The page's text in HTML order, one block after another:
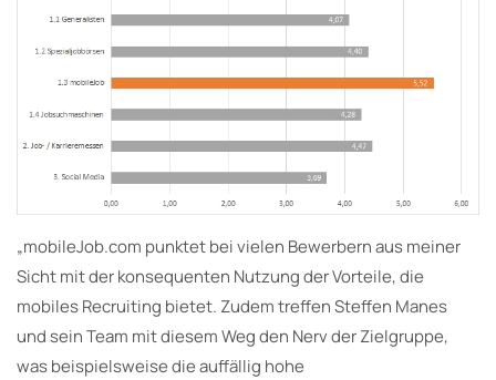
„mobileJob.com punktet bei vielen Bewerbern aus meiner
Sicht mit der konsequenten Nutzung der Vorteile, die
mobiles Recruiting bietet. Zudem treffen Steffen Manes
und sein Team mit diesem Weg den Nerv der Zielgruppe,
was beispielsweise die auffällig hohe